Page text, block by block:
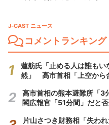
J-CAST ニュース
コメントランキング
蓮舫氏「止める人は誰も
然」 高市首相「上空から
高市首相の熊本避難所「
閣広報官「51分間」だと
片山さつき財務相「失わ